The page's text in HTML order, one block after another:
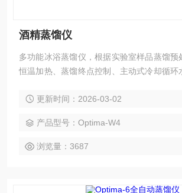
酒精蒸馏仪
多功能冰浴蒸馏仪，根据实验室样品蒸馏预
恒温加热、蒸馏终点控制、主动式冷却循环
加热、防止暴沸、蒸馏终点自动识别、高效
实验室需要冰浴蒸馏处理的场所，如酒中乙
蒸馏实验。
更新时间：2026-03-02
产品型号：Optima-W4
浏览量：3687